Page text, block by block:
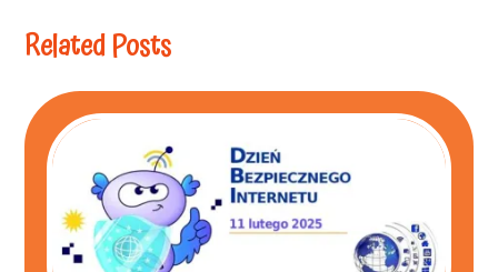
Related Posts